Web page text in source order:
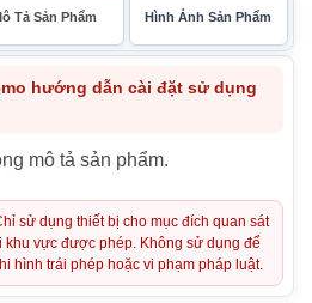
Tả Sản Phẩm Hình Ảnh Sản Phẩm
hướng dẫn cài đặt sử dụng
mô tả sản phẩm.
sử dụng thiết bị cho mục đích quan sát
khu vực được phép. Không sử dụng để
hình trái phép hoặc vi phạm pháp luật.